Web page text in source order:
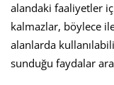
alandaki faaliyetler
kalmazlar, böylece
alanlarda
sunduğu faydalar